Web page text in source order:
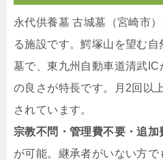
永代供養墓 古城墓（宮崎市
る施設です。鰐塚山を望む
墓で、東九州自動車道清武IC
の良さが特長です。月2回以
されています。
宗教不問・管理費不要・追加
が可能。継承者がいない方